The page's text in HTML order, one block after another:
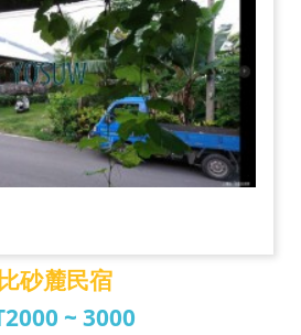
比砂麓民宿
~ 3000